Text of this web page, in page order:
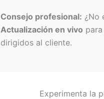
Consejo profesional: ¿No
Actualización en vivo
dirigidos al cliente.
Experimenta la